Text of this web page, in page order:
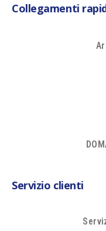
Collegamenti
Servizio clienti